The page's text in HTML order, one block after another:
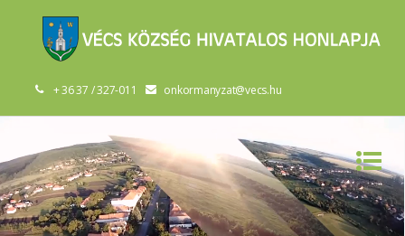
+ 36 37 / 327-011 onkormanyzat@vecs.hu